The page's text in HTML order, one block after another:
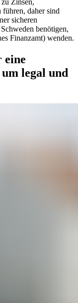
Zinsen,
führen, daher sind
sicheren
benötigen,
Finanzamt) wenden.
eine
legal und